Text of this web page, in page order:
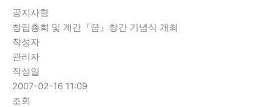
공지사항
창립총회 및 계간『꿈』창간 기념식 개최
작성자
관리자
작성일
2007-02-16 11:09
조회